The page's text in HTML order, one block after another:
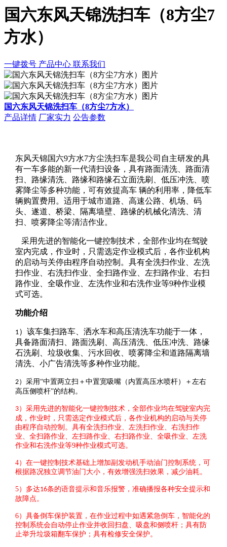
国六东风天锦洗扫车（8方尘7
方水）
一键拨号 产品中心 联系我们
国六东风天锦洗扫车（8方尘7方水）
产品详情 厂家实力 公告参数
东风天锦国六9方水7方尘洗扫车是我公司自主研发的具
有一车多能的新一代清扫设备，具有路面清洗、路面清
扫、路缘清洗、路缘和路缘石立面洗刷、低压冲洗、喷
雾降尘等多种功能，可有效提高车 辆的利用率，降低车
辆购置费用。适用于城市道路、高速公路、机场、码
头、遂道、桥梁、隔离墙壁、路缘的机械化清洗、清
扫、喷雾降尘等清洁作业。
采用先进的智能化一键控制技术，全部作业均在驾驶
室内完成，作业时，只需选定作业模式后，各作业机构
的启动与关停由程序自动控制。具有全洗扫作业、左洗
扫作业、右洗扫作业、全扫路作业、左扫路作业、右扫
路作业、全吸作业、左洗作业和右洗作业等9种作业模
式可选。
功能介绍
1）该车集扫路车、洒水车和高压清洗车功能于一体，
具备路面清扫、路面洗刷、高压清洗、低压冲洗、路缘
石洗刷、垃圾收集、污水回收、喷雾降尘和道路隔离墙
清洗、小广告清洗等多种作业功能。
2）采用“中置两立扫＋中置宽吸嘴（内置高压水喷杆）＋左右
高压侧喷杆”的结构。
3）采用先进的智能化一键控制技术，全部作业均在驾驶室内完
成，作业时，只需选定作业模式后，各作业机构的启动与关停
由程序自动控制。具有全洗扫作业、左洗扫作业、右洗扫作
业、全扫路作业、左扫路作业、右扫路作业、全吸作业、左洗
作业和右洗作业等9种作业模式可选。
4）在一键控制技术基础上增加副发动机手动油门控制系统，可
根据路况独立调节油门大小，有效增强洗扫效果，减少油耗。
5）多达16条的语音提示和音乐报警，准确播报各种安全提示和
故障点。
6）具备倒车保护装置，在作业过程中如遇紧急倒车，智能化的
控制系统会自动停止作业并收回扫盘、吸盘和侧喷杆；具有防
止举升垃圾箱翻车保护；具有检修安全保护。